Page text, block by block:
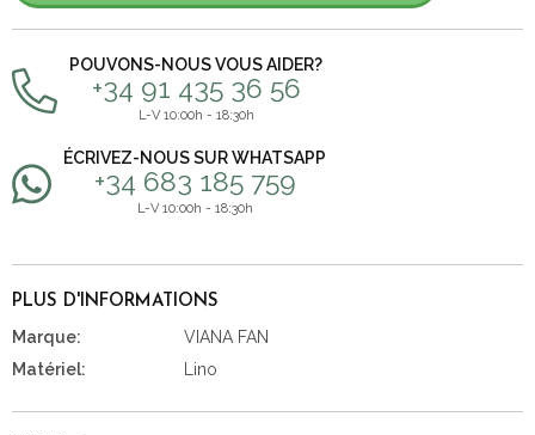
POUVONS-NOUS VOUS AIDER?
+34 91 435 36 56
L-V 10:00h - 18:30h
ÉCRIVEZ-NOUS SUR WHATSAPP
+34 683 185 759
L-V 10:00h - 18:30h
PLUS D'INFORMATIONS
Marque:
VIANA FAN
Matériel:
Lino